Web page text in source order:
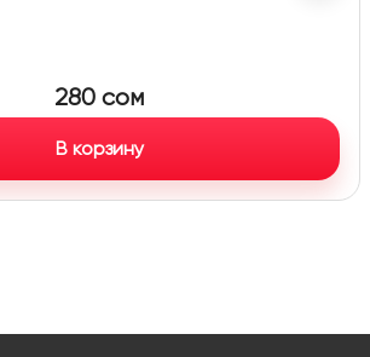
280 сом
В корзину